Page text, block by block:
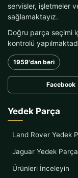
servisler, işletmeler
sağlamaktayız.
Doğru parça seçimi
kontrolü
1959'dan beri
Facebook
Yedek Parça
Land Rover Yedek
Jaguar Yedek Parça
Ürünleri İnceleyin